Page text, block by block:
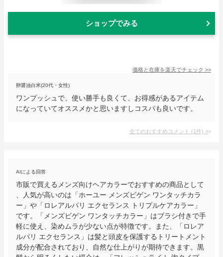
ショップでみる
価格と在庫を楽天でチェック >>
卵醤油白米(20代・女性)
ワンプッシュで、使い勝手も良くて、お得感があるアイテム
になっていてオススメかと思いますしコスパも良いです。
全てのおすすめコメント (1件) >
AIによる回答
市販で買えるメンズ向けヘアカラーでおすすめの商品として
、人気が高いのは「ホーユー メンズビゲン ワンタッチカラ
ー」や「ロレアルパリ エクセランス トリプルケアカラー」
です。「メンズビゲン ワンタッチカラー」はブラシ付きで手
軽に使え、染めムラが少ない点が特徴です。また、「ロレア
ルパリ エクセランス」は髪と頭皮を保護するトリートメント
成分が配合されており、自然な仕上がりが期待できます。黒